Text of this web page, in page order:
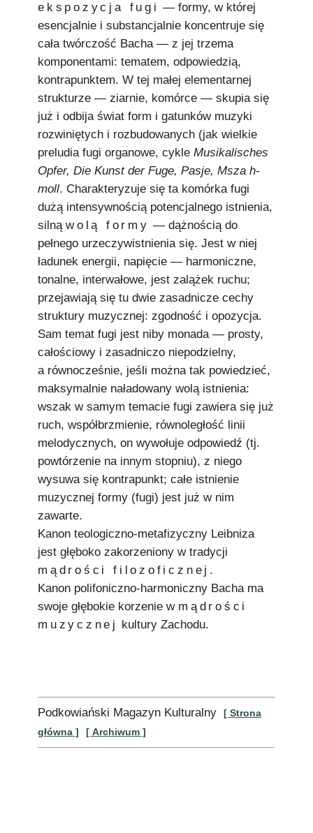
ekspozycja fugi — formy, w której
esencjalnie i substancjalnie koncentruje się
cała twórczość Bacha — z jej trzema
komponentami: tematem, odpowiedzią,
kontrapunktem. W tej małej elementarnej
strukturze — ziarnie, komórce — skupia się
już i odbija świat form i gatunków muzyki
rozwiniętych i rozbudowanych (jak wielkie
preludia fugi organowe, cykle Musikalisches
Opfer, Die Kunst der Fuge, Pasje, Msza h-
moll. Charakteryzuje się ta komórka fugi
dużą intensywnością potencjalnego istnienia,
silną wolą formy — dążnością do
pełnego urzeczywistnienia się. Jest w niej
ładunek energii, napięcie — harmoniczne,
tonalne, interwałowe, jest zalążek ruchu;
przejawiają się tu dwie zasadnicze cechy
struktury muzycznej: zgodność i opozycja.
Sam temat fugi jest niby monada — prosty,
całościowy i zasadniczo niepodzielny,
a równocześnie, jeśli można tak powiedzieć,
maksymalnie naładowany wolą istnienia:
wszak w samym temacie fugi zawiera się już
ruch, współbrzmienie, równoległość linii
melodycznych, on wywołuje odpowiedź (tj.
powtórzenie na innym stopniu), z niego
wysuwa się kontrapunkt; całe istnienie
muzycznej formy (fugi) jest już w nim
zawarte.
Kanon teologiczno-metafizyczny Leibniza
jest głęboko zakorzeniony w tradycji
mądrości filozoficznej .
Kanon polifoniczno-harmoniczny Bacha ma
swoje głębokie korzenie w mądrości
muzycznej kultury Zachodu.
Podkowiański Magazyn Kulturalny [ Strona
główna ]
[ Archiwum ]